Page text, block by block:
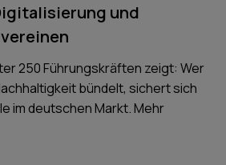
und
250 Führungskräften zeigt: Wer
bündelt, sichert sich
im deutschen Markt. Mehr